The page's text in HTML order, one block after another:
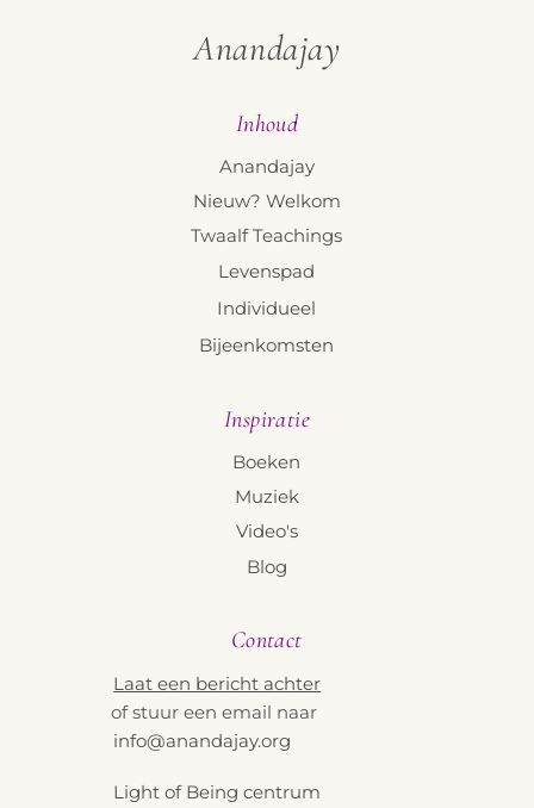
Contact
Laat een bericht achter
of stuur een email naar
info@anandajay.org
Light of Being centrum
Inspiratie
Boeken
Muziek
Video's
Blog
Inhoud
Nieuw? Welkom
Anandajay
Twaalf Teachings
Levenspad
Individueel
Bijeenkomsten
Anandajay